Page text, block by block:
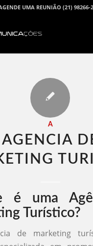
UMA REUNIÃO (21) 98266-
A
AGENCIA
é uma
Turístico?
de marketing